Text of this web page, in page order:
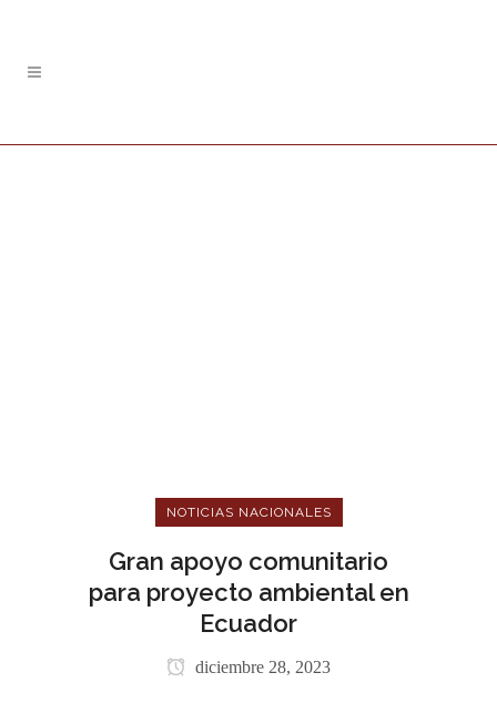
NOTICIAS NACIONALES
Gran apoyo comunitario
para proyecto ambiental en
Ecuador
diciembre 28, 2023